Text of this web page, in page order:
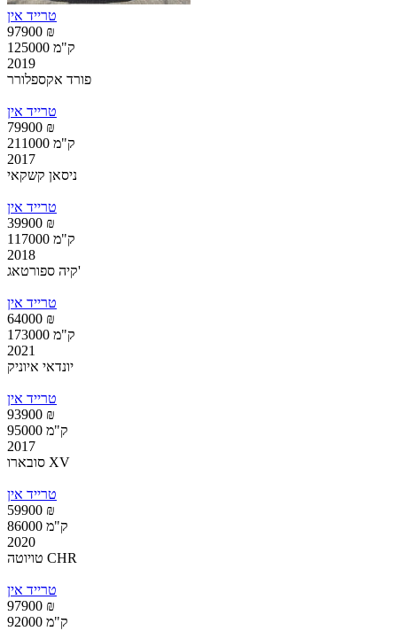
טרייד אין
97900 ₪
125000 ק"מ
2019
פורד אקספלורר
טרייד אין
79900 ₪
211000 ק"מ
2017
ניסאן קשקאי
טרייד אין
39900 ₪
117000 ק"מ
2018
קיה ספורטאג'
טרייד אין
64000 ₪
173000 ק"מ
2021
יונדאי איוניק
טרייד אין
93900 ₪
95000 ק"מ
2017
סובארו XV
טרייד אין
59900 ₪
86000 ק"מ
2020
טויוטה CHR
טרייד אין
97900 ₪
92000 ק"מ